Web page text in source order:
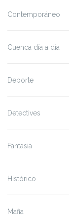
Contemporáneo
Cuenca día a día
Deporte
Detectives
Fantasia
Histórico
Mafia